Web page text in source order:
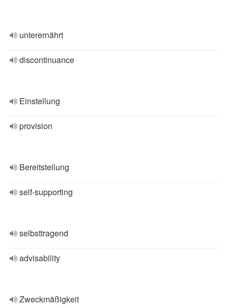
unterernährt
discontinuance
Einstellung
provision
Bereitstellung
self-supporting
selbsttragend
advisability
Zweckmäßigkeit